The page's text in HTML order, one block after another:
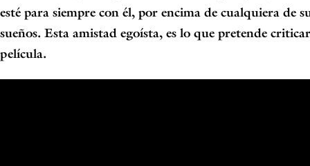
esté para siempre con él, por encima de cualquiera de
sueños. Esta amistad egoísta, es lo que pretende
película.